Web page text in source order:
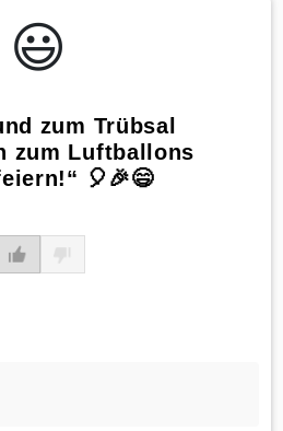
😃️
zum Trübsal
zum Luftballons
🎈🎉😄